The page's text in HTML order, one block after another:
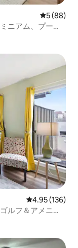
レビュー
5 (88)
ニアム、プー
レビュー136
4.95 (136)
ルフ＆アメニテ